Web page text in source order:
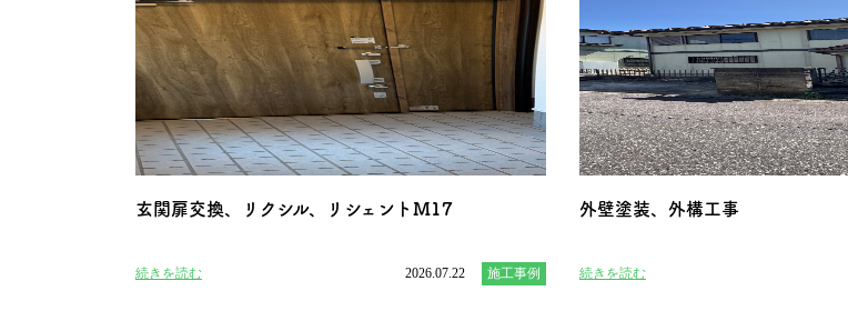
玄関扉交換、リクシル、リシェントＭ17
続きを読む 2026.07.22 施工事例
外壁塗装、外構工事
続きを読む